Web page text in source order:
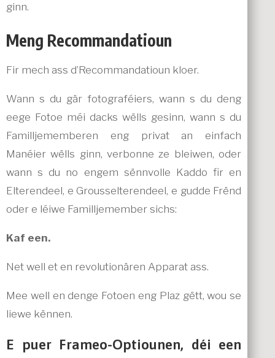
ginn.
Meng Recommandatioun
Fir mech ass d’Recommandatioun kloer.
Wann s du gär fotograféiers, wann s du deng
eege Fotoe méi dacks wëlls gesinn, wann s du
Familljememberen eng privat an einfach
Manéier wëlls ginn, verbonne ze bleiwen, oder
wann s du no engem sënnvolle Kaddo fir en
Elterendeel, e Grousselterendeel, e gudde Frënd
oder e léiwe Familljemember sichs:
Kaf een.
Net well et en revolutionären Apparat ass.
Mee well en denge Fotoen eng Plaz gëtt, wou se
liewe kënnen.
E puer Frameo-Optiounen, déi een